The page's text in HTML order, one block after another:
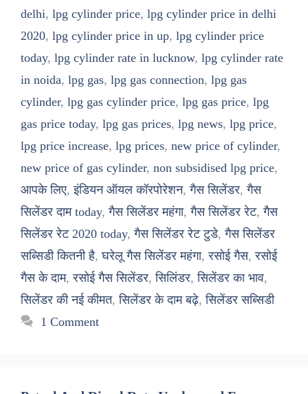
delhi, lpg cylinder price, lpg cylinder price in delhi
2020, lpg cylinder price in up, lpg cylinder price
today, lpg cylinder rate in lucknow, lpg cylinder rate
in noida, lpg gas, lpg gas connection, lpg gas
cylinder, lpg gas cylinder price, lpg gas price, lpg
gas price today, lpg gas prices, lpg news, lpg price,
lpg price increase, lpg prices, new price of cylinder,
new price of gas cylinder, non subsidised lpg price,
आपके लिए,इंडियन ऑयल कॉरपोरेशन,गैस सिलेंडर,गैस
सिलेंडर दाम today,गैस सिलेंडर महंगा,गैस सिलेंडर रेट,गैस
सिलेंडर रेट 2020 today,गैस सिलेंडर रेट टुडे,गैस सिलेंडर
सब्सिडी कितनी है,घरेलू गैस सिलेंडर महंगा,रसोई गैस,रसोई
गैस के दाम,रसोई गैस सिलेंडर,सिलिंडर,सिलेंडर का भाव,
सिलेंडर की नई कीमत,सिलेंडर के दाम बढ़े,सिलेंडर सब्सिडी
1 Comment